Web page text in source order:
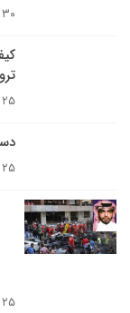
۳۰ دی ۱۳۹۲
۲۵ دی ۱۳۹۲
۲۵ دی ۱۳۹۲
۲۵ دی ۱۳۹۲